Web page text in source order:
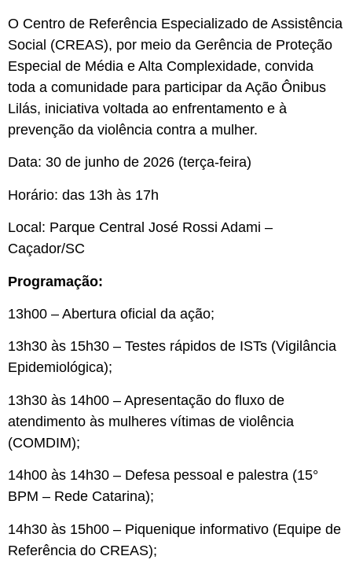
O Centro de Referência Especializado de Assistência
Social (CREAS), por meio da Gerência de Proteção
Especial de Média e Alta Complexidade, convida
toda a comunidade para participar da Ação Ônibus
Lilás, iniciativa voltada ao enfrentamento e à
prevenção da violência contra a mulher.
Data: 30 de junho de 2026 (terça-feira)
Horário: das 13h às 17h
Local: Parque Central José Rossi Adami –
Caçador/SC
Programação:
13h00 – Abertura oficial da ação;
13h30 às 15h30 – Testes rápidos de ISTs (Vigilância
Epidemiológica);
13h30 às 14h00 – Apresentação do fluxo de
atendimento às mulheres vítimas de violência
(COMDIM);
14h00 às 14h30 – Defesa pessoal e palestra (15°
BPM – Rede Catarina);
14h30 às 15h00 – Piquenique informativo (Equipe de
Referência do CREAS);